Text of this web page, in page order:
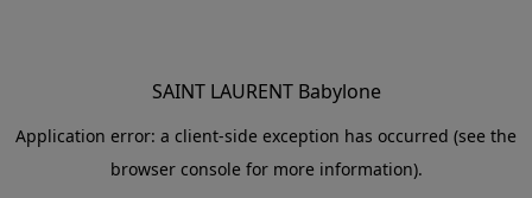
SAINT LAURENT Babylone
Application error: a client-side exception has occurred (see the
browser console for more information).